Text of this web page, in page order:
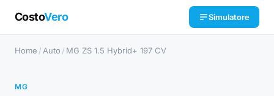
CostoVero Simulatore
Home / Auto / MG ZS 1.5 Hybrid+ 197 CV
MG